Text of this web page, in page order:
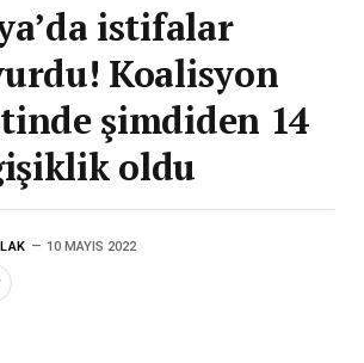
istifalar
Koalisyon
şimdiden 14
oldu
10 MAYIS 2022